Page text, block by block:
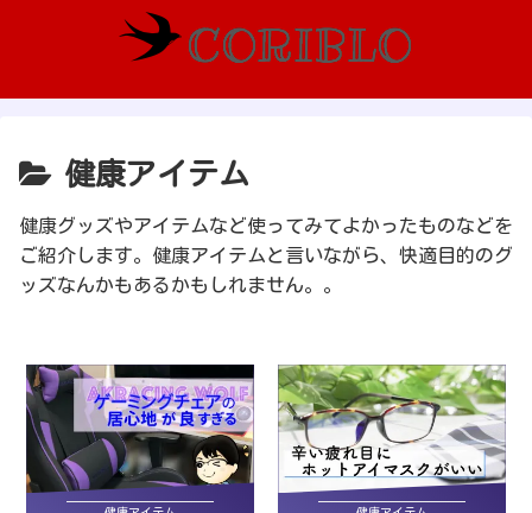
健康アイテム
健康グッズやアイテムなど使ってみてよかったものなどを
ご紹介します。健康アイテムと言いながら、快適目的のグ
ッズなんかもあるかもしれません。。